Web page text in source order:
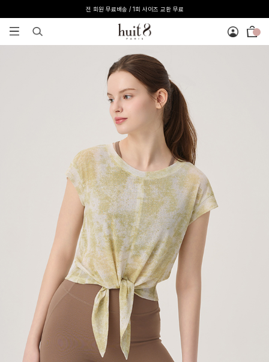
전 회원 무료배송 / 1회 사이즈 교환 무료